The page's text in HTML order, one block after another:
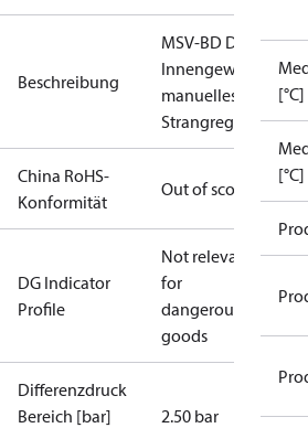
Beschreibung
MSV-BD DN 50,
Innengewinde,
manuelles
Strangregulierventil
China RoHS-
Konformität
Out of scope
DG Indicator
Profile
Not relevant
for
dangerous
goods
Differenzdruck
Bereich [bar]
2.50 bar